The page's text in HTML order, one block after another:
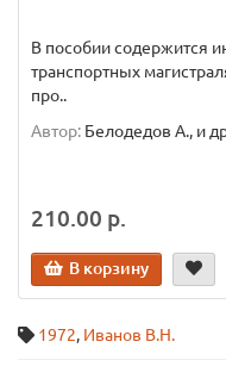
В пособии содержится
транспортных
про..
Автор: Белодедов А., и
210.00 р.
В корзину
1972, Иванов В.Н.